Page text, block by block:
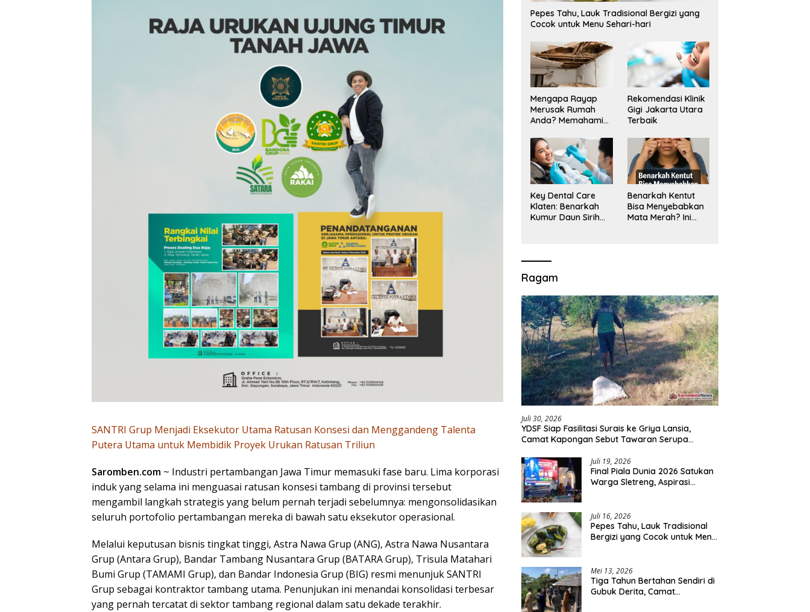
SANTRI Grup Menjadi Eksekutor Utama Ratusan Konsesi dan Menggandeng Talenta
Putera Utama untuk Membidik Proyek Urukan Ratusan Triliun
Saromben.com ~ Industri pertambangan Jawa Timur memasuki fase baru. Lima korporasi
induk yang selama ini menguasai ratusan konsesi tambang di provinsi tersebut
mengambil langkah strategis yang belum pernah terjadi sebelumnya: mengonsolidasikan
seluruh portofolio pertambangan mereka di bawah satu eksekutor operasional.
Melalui keputusan bisnis tingkat tinggi, Astra Nawa Grup (ANG), Astra Nawa Nusantara
Grup (Antara Grup), Bandar Tambang Nusantara Grup (BATARA Grup), Trisula Matahari
Bumi Grup (TAMAMI Grup), dan Bandar Indonesia Grup (BIG) resmi menunjuk SANTRI
Grup sebagai kontraktor tambang utama. Penunjukan ini menandai konsolidasi terbesar
yang pernah tercatat di sektor tambang regional dalam satu dekade terakhir.
Pepes Tahu, Lauk Tradisional Bergizi yang
Cocok untuk Menu Sehari-hari
Mengapa Rayap
Merusak Rumah
Anda? Memahami
Killer”
Rekomendasi Klinik
Gigi Jakarta Utara
Terbaik
Key Dental Care
Klaten: Benarkah
Kumur Daun Sirih
Klaten
Benarkah Kentut
Bisa Menyebabkan
Mata Merah? Ini
Ragam
Juli 30, 2026
YDSF Siap Fasilitasi Surais ke Griya Lansia,
Camat Kapongan Sebut Tawaran Serupa
Juli 19, 2026
Final Piala Dunia 2026 Satukan
Warga Sletreng, Aspirasi
Juli 16, 2026
Pepes Tahu, Lauk Tradisional
Bergizi yang Cocok untuk Menu
Mei 13, 2026
Tiga Tahun Bertahan Sendiri di
Gubuk Derita, Camat